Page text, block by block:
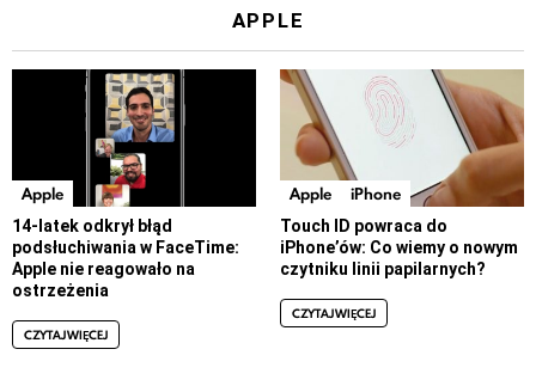
APPLE
Apple
14-latek odkrył błąd
podsłuchiwania w FaceTime:
Apple nie reagowało na
ostrzeżenia
CZYTAJ WIĘCEJ
Apple iPhone
Touch ID powraca do
iPhone’ów: Co wiemy o nowym
czytniku linii papilarnych?
CZYTAJ WIĘCEJ